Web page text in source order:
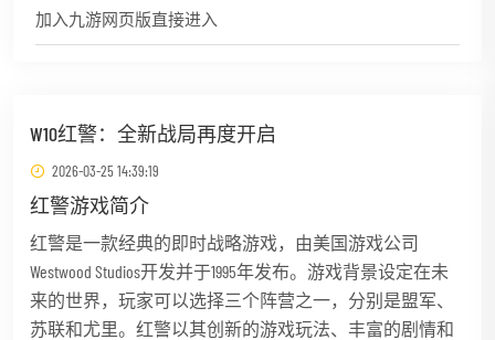
加入九游网页版直接进入
W10红警：全新战局再度开启
2026-03-25 14:39:19
红警游戏简介
红警是一款经典的即时战略游戏，由美国游戏公司
Westwood Studios开发并于1995年发布。游戏背景设定在未
来的世界，玩家可以选择三个阵营之一，分别是盟军、
苏联和尤里。红警以其创新的游戏玩法、丰富的剧情和